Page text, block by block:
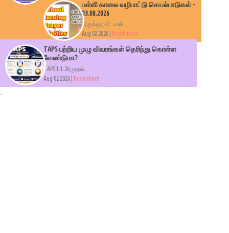
பள்ளி காலை வழிபாட்டு செயல்பாடுகள் -
03.08.2026
திருக்குறள்: பால் :...
Aug 02 2026 |
Read more
TAPS பற்றிய முழு விவரங்கள் தெரிந்து கொள்ள
வேண்டுமா?
TAPS 1.1.26 முதல்...
Aug 02 2026 |
Read more